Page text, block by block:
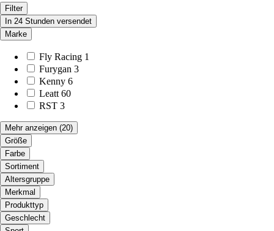
Filter
In 24 Stunden versendet
Marke
Fly Racing 1
Furygan 3
Kenny 6
Leatt 60
RST 3
Mehr anzeigen (20)
Größe
Farbe
Sortiment
Altersgruppe
Merkmal
Produkttyp
Geschlecht